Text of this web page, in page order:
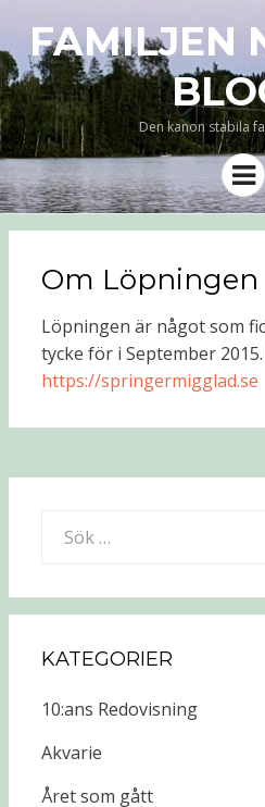
FAMILJEN
Den kanon stabila
Om Löpningen
Löpningen är något som
tycke för i September
https://springermigglad.se
efter:
KATEGORIER
10:ans Redovisning
Akvarie
Året som gått